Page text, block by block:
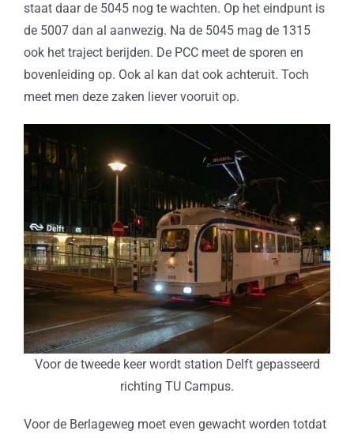
staat daar de 5045 nog te wachten. Op het eindpunt is
de 5007 dan al aanwezig. Na de 5045 mag de 1315
ook het traject berijden. De PCC meet de sporen en
bovenleiding op. Ook al kan dat ook achteruit. Toch
meet men deze zaken liever vooruit op.
Voor de tweede keer wordt station Delft gepasseerd
richting TU Campus.
Voor de Berlageweg moet even gewacht worden totdat